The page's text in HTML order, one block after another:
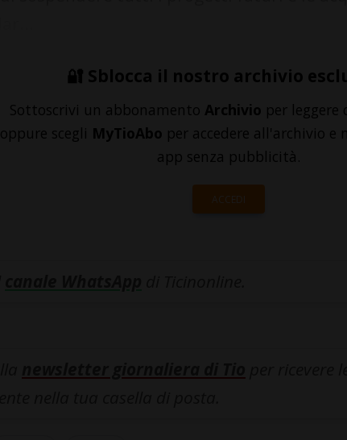
🔐 Sblocca il nostro archivio
Sottoscrivi un abbonamento Archivio per leggere
oppure scegli MyTioAbo per accedere all'archivio e
app senza pubblicità.
ACCEDI